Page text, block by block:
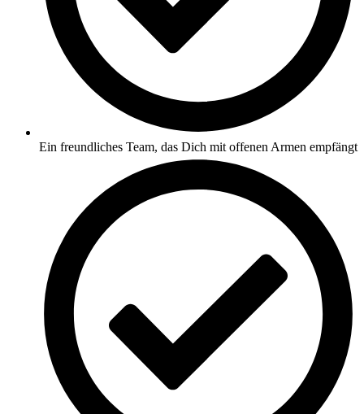
Ein freundliches Team, das Dich mit offenen Armen empfängt